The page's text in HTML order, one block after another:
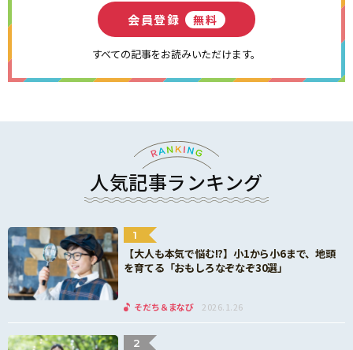
会員登録 無料
すべての記事をお読みいただけます。
人気記事ランキング
1
【大人も本気で悩む!?】小1から小6まで、地頭
を育てる「おもしろなぞなぞ30選」
そだち＆まなび 2026.1.26
2